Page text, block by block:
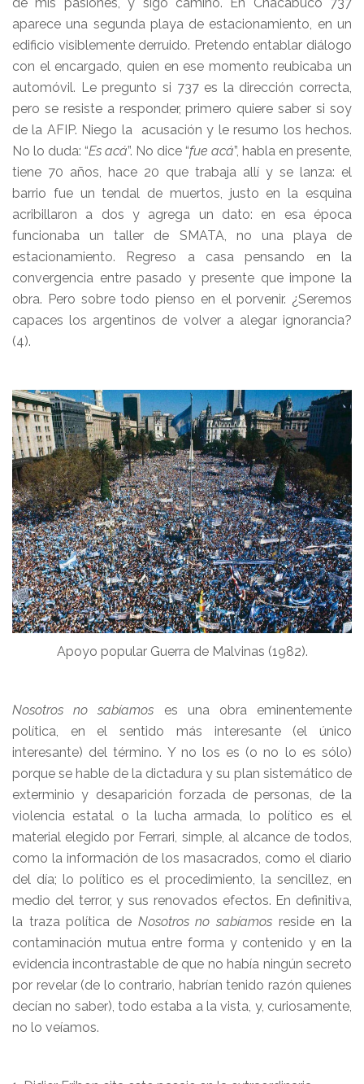
aparece una segunda playa de estacionamiento, en un
edificio visiblemente derruido. Pretendo entablar diálogo
con el encargado, quien en ese momento reubicaba un
automóvil. Le pregunto si 737 es la dirección correcta,
pero se resiste a responder, primero quiere saber si soy
de la AFIP. Niego la acusación y le resumo los hechos.
No lo duda: “Es acá”. No dice “fue acá”, habla en presente,
tiene 70 años, hace 20 que trabaja allí y se lanza: el
barrio fue un tendal de muertos, justo en la esquina
acribillaron a dos y agrega un dato: en esa época
funcionaba un taller de SMATA, no una playa de
estacionamiento. Regreso a casa pensando en la
convergencia entre pasado y presente que impone la
obra. Pero sobre todo pienso en el porvenir. ¿Seremos
capaces los argentinos de volver a alegar ignorancia?
(4).
Apoyo popular Guerra de Malvinas (1982).
Nosotros no sabíamos es una obra eminentemente
política, en el sentido más interesante (el único
interesante) del término. Y no los es (o no lo es sólo)
porque se hable de la dictadura y su plan sistemático de
exterminio y desaparición forzada de personas, de la
violencia estatal o la lucha armada, lo político es el
material elegido por Ferrari, simple, al alcance de todos,
como la información de los masacrados, como el diario
del día; lo político es el procedimiento, la sencillez, en
medio del terror, y sus renovados efectos. En definitiva,
la traza política de Nosotros no sabíamos reside en la
contaminación mutua entre forma y contenido y en la
evidencia incontrastable de que no había ningún secreto
por revelar (de lo contrario, habrían tenido razón quienes
decían no saber), todo estaba a la vista, y, curiosamente,
no lo veíamos.